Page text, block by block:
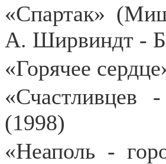
«Спартак»
А. Ширвиндт -
«Горячее
«Счастливцев
(1998)
«Неаполь -